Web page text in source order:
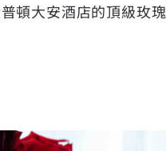
頓大安酒店的頂級玫